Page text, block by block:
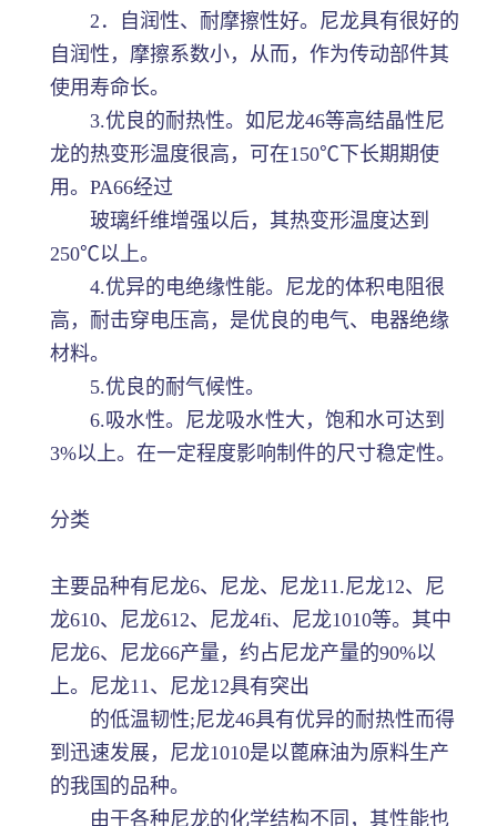
2．自润性、耐摩擦性好。尼龙具有很好的
自润性，摩擦系数小，从而，作为传动部件其
使用寿命长。
3.优良的耐热性。如尼龙46等高结晶性尼
龙的热变形温度很高，可在150℃下长期期使
用。PA66经过
玻璃纤维增强以后，其热变形温度达到
250℃以上。
4.优异的电绝缘性能。尼龙的体积电阻很
高，耐击穿电压高，是优良的电气、电器绝缘
材料。
5.优良的耐气候性。
6.吸水性。尼龙吸水性大，饱和水可达到
3%以上。在一定程度影响制件的尺寸稳定性。
分类
主要品种有尼龙6、尼龙、尼龙11.尼龙12、尼
龙610、尼龙612、尼龙4fi、尼龙1010等。其中
尼龙6、尼龙66产量，约占尼龙产量的90%以
上。尼龙11、尼龙12具有突出
的低温韧性;尼龙46具有优异的耐热性而得
到迅速发展，尼龙1010是以蓖麻油为原料生产
的我国的品种。
由于各种尼龙的化学结构不同，其性能也